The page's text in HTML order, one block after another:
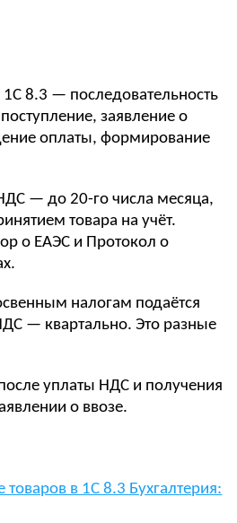
8.3 — последовательность
заявление о
оплаты, формирование
— до 20-го числа месяца,
товара на учёт.
о ЕАЭС и Протокол о
налогам подаётся
— квартально. Это разные
уплаты НДС и получения
о ввозе.
товаров в 1С 8.3 Бухгалтерия: